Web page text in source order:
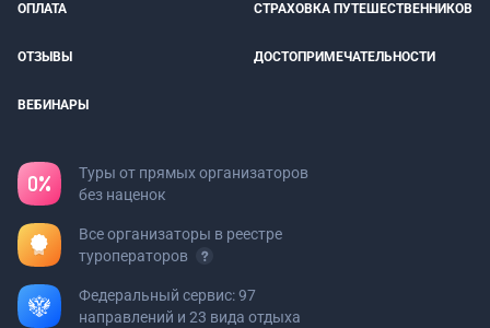
ОПЛАТА СТРАХОВКА ПУТЕШЕСТВЕННИКОВ
ОТЗЫВЫ ДОСТОПРИМЕЧАТЕЛЬНОСТИ
ВЕБИНАРЫ
Туры от прямых организаторов
без наценок
Все организаторы в реестре
туроператоров
Федеральный сервис: 97
направлений и 23 вида отдыха